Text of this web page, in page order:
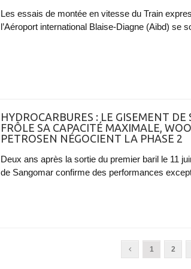
Les essais de montée en vitesse du Train
l’Aéroport international Blaise-Diagne (Aibd) se
HYDROCARBURES : LE GISEMENT DE
FRÔLE SA CAPACITÉ MAXIMALE,
PETROSEN NÉGOCIENT LA PHASE 2
Deux ans après la sortie du premier baril le 11
de Sangomar confirme des performances
1 2